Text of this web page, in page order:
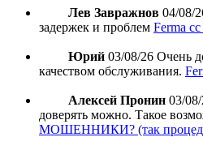
Лев Завражнов 04/08/
задержек и проблем Ferma
Юрий 03/08/26 Очень
качеством обслуживания.
Алексей Пронин 03/
доверять можно. Такое
МОШЕННИКИ? (так